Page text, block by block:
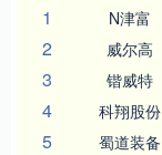
1
N津富
2 威尔高
3 锴威特
4 科翔股份
5 蜀道装备